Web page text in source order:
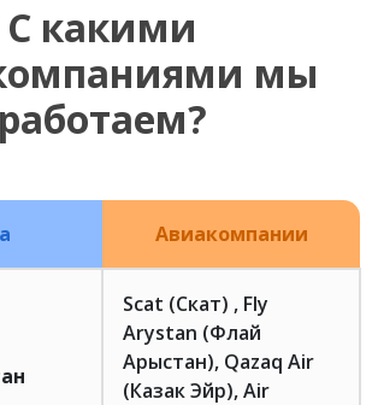
С какими
мы
работаем?
Авиакомпании
Scat (Скат) , Fly
Arystan (Флай
Арыстан), Qazaq Air
(Казак Эйр), Air